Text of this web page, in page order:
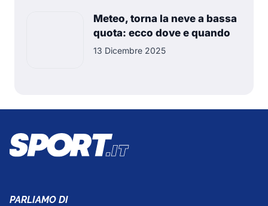
Meteo, torna la neve a bassa
quota: ecco dove e quando
13 Dicembre 2025
PARLIAMO DI